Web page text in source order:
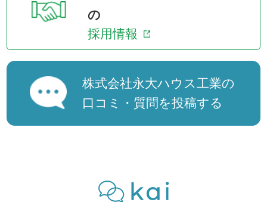
の
採用情報
株式会社永大ハウス工業の
口コミ・質問を投稿する